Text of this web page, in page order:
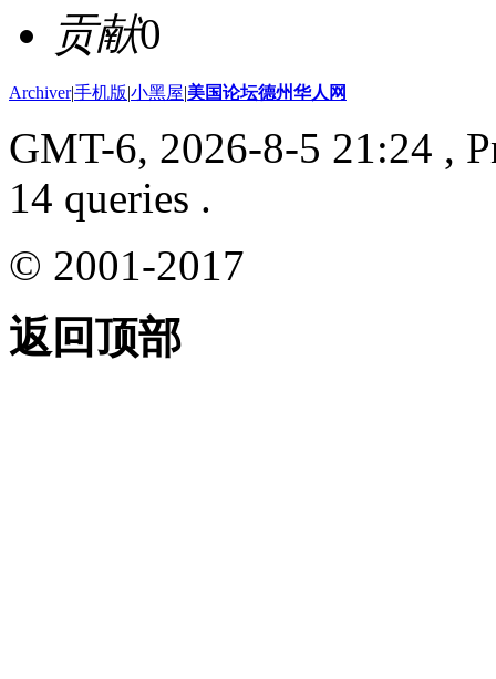
贡献0
Archiver|手机版|小黑屋|美国论坛德州华人网
GMT-6, 2026-8-5 21:24 ,
14 queries .
© 2001-2017
返回顶部